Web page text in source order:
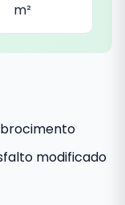
m²
modificado